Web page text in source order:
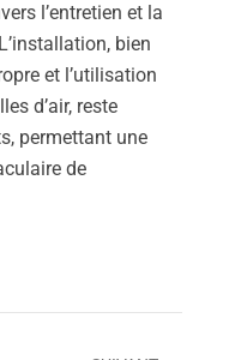
l’entretien et la
bien
et l’utilisation
d’air, reste
permettant une
de